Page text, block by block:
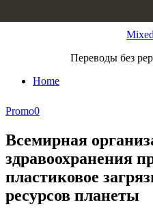
Переводы без
Home
Promo0
Всемирная
здравоохранения
пластиковое
ресурсов планеты